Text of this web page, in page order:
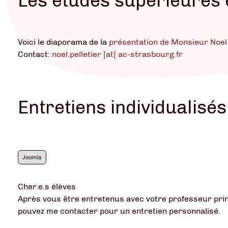
Voici le diaporama de la présentation de Monsieur
Contact: noel.pelletier [at] ac-strasbourg.fr
Entretiens
Joomla
Cher.e.s élèves
Après vous être entretenus avec votre professeur
pouvez me contacter pour un entretien personnalisé.